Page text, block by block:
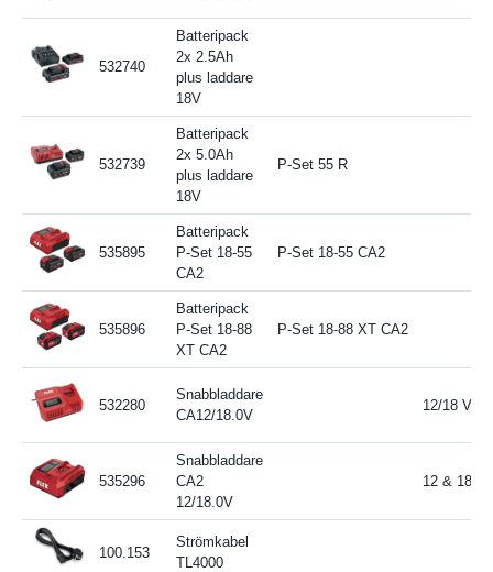
532740
Batteripack
2x 2.5Ah
plus laddare
18V
532739
Batteripack
2x 5.0Ah
plus laddare
18V
P-Set 55 R
535895
Batteripack
P-Set 18-55
CA2
P-Set 18-55 CA2
535896
Batteripack
P-Set 18-88
XT CA2
P-Set 18-88 XT CA2
532280
Snabbladdare
CA12/18.0V
12/18 V
535296
Snabbladdare
CA2
12/18.0V
12 & 18
100.153
Strömkabel
TL4000